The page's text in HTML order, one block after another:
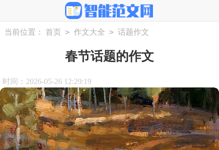
当前位置： 首页 > 作文大全 > 话题作文
春节话题的作文
时间：2026-05-26 12:29:19